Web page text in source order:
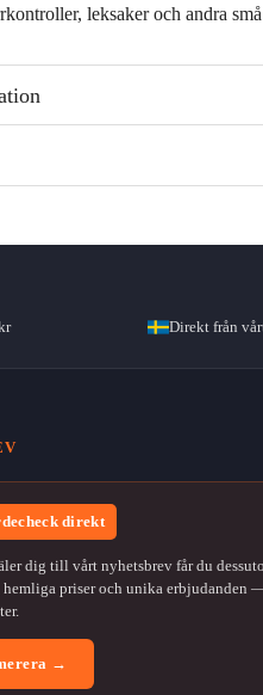
leksaker och andra
Direkt från
direkt
dig till vårt nyhetsbrev får du
hemliga priser och unika erbjudanden
→